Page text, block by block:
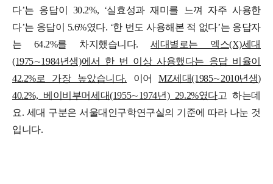
다’는 응답이 30.2%, ‘실효성과 재미를 느껴 자주 사용한
다’는 응답이 5.6%였다. ‘한 번도 사용해본 적 없다’는 응답자
는 64.2%를 차지했습니다.세대별로는 엑스(X)세대
(1975∼1984년생)에서 한 번 이상 사용했다는 응답 비율이
42.2%로 가장 높았습니다. 이어MZ세대(1985∼2010년생)
40.2%, 베이비부머세대(1955∼1974년) 29.2%였다고 하는데
요. 세대 구분은 서울대인구학연구실의 기준에 따라 나눈 것
입니다.